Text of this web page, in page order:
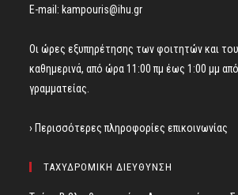
E-mail: kampouris@ihu.gr
Οι ώρες εξυπηρέτησης των φοιτητών και του
καθημερινά, από ώρα 11:00 πμ έως 1:00 μμ
γραμματείας.
› Περισσότερες πληροφορίες επικοινωνίας
ΤΑΧΥΔΡΟΜΙΚΗ ΔΙΕΥΘΥΝΣΗ